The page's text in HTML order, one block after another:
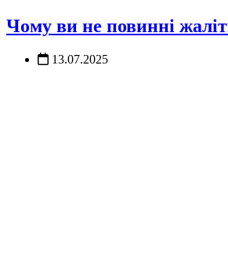
Чому ви не повинні
13.07.2025